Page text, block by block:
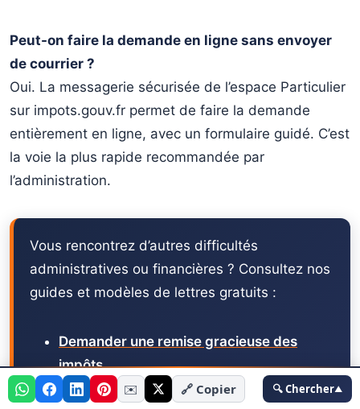
Peut-on faire la demande en ligne sans envoyer
de courrier ?
Oui. La messagerie sécurisée de l’espace Particulier
sur impots.gouv.fr permet de faire la demande
entièrement en ligne, avec un formulaire guidé. C’est
la voie la plus rapide recommandée par
l’administration.
Vous rencontrez d’autres difficultés
administratives ou financières ? Consultez nos
guides et modèles de lettres gratuits :
Demander une remise gracieuse des
impôts
Lettre situation financière difficile —🔍 Chercher
✉️ 🔗 Copier 🔍 Chercher▲